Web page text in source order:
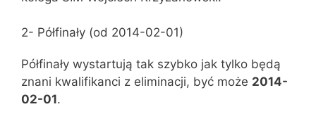
2- Półfinały (od 2014-02-01)
Półfinały wystartują tak szybko jak tylko będą
znani kwalifikanci z eliminacji, być może 2014-
02-01.